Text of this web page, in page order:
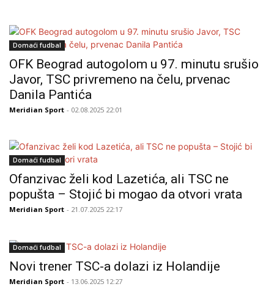
Domaći fudbal
OFK Beograd autogolom u 97. minutu srušio
Javor, TSC privremeno na čelu, prvenac
Danila Pantića
Meridian Sport - 02.08.2025 22:01
Domaći fudbal
Ofanzivac želi kod Lazetića, ali TSC ne
popušta – Stojić bi mogao da otvori vrata
Meridian Sport - 21.07.2025 22:17
Domaći fudbal
Novi trener TSC-a dolazi iz Holandije
Meridian Sport - 13.06.2025 12:27